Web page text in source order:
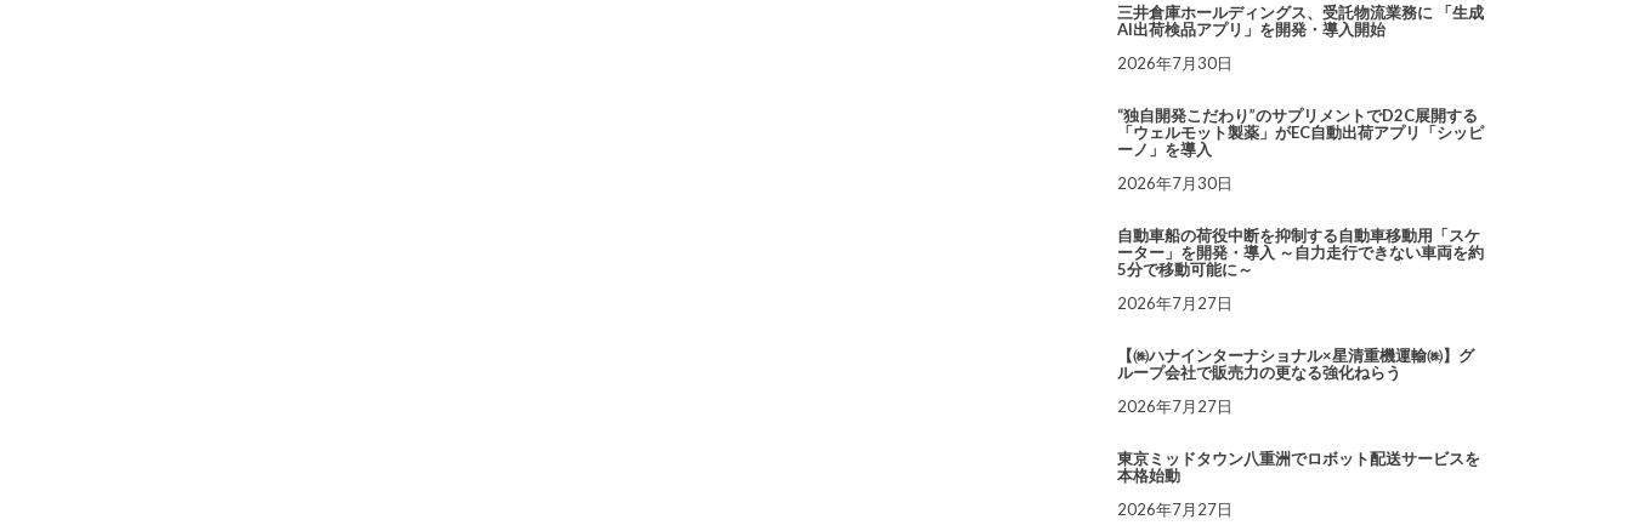
三井倉庫ホールディングス、受託物流業務に 「生成
AI出荷検品アプリ」を開発・導入開始
2026年7月30日
“独自開発こだわり”のサプリメントでD2C展開する
「ウェルモット製薬」がEC自動出荷アプリ「シッピ
ーノ」を導入
2026年7月30日
自動車船の荷役中断を抑制する自動車移動用「スケ
ーター」を開発・導入 ～自力走行できない車両を約
5分で移動可能に～
2026年7月27日
【㈱ハナインターナショナル×星清重機運輸㈱】グ
ループ会社で販売力の更なる強化ねらう
2026年7月27日
東京ミッドタウン八重洲でロボット配送サービスを
本格始動
2026年7月27日